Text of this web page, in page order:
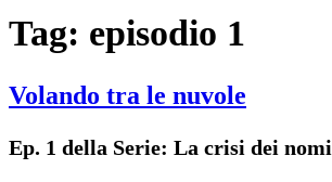
Tag: episodio 1
Volando tra le nuvole
Ep. 1 della Serie: La crisi dei nomi